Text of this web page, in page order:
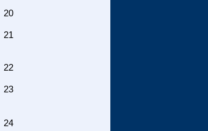
20
21
22
23
24